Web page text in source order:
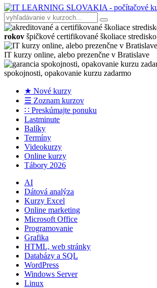
rokov špičkové certifikované školiace stredisko
IT kurzy online, alebo prezenčne v Bratislave
spokojnosti, opakovanie kurzu zadarmo
★ Nové kurzy
☰ Zoznam kurzov
∷ Preskúmajte ponuku
Lastminute
Balíky
Termíny
Videokurzy
Online kurzy
Tábory 2026
AI
Dátová analýza
Kurzy Excel
Online marketing
Microsoft Office
Programovanie
Grafika
HTML, web stránky
Databázy a SQL
WordPress
Windows Server
Linux